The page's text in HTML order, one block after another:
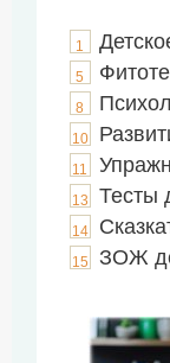
1
5
8
10
11
13 Тесты
14
15 ЗОЖ